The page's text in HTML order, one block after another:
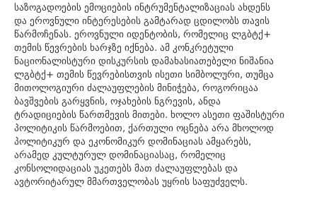
საზოგადოების ემოციების ინტრუმენტალიზაციას ახდენს
და ეროვნული ინტერესების გამტარად ცდილობს თავის
წარმოჩენას. ეროვნული იდენტობის, რომელიც ლგბტქ+
თემის წევრების ხარჯზე იქნება. ამ კონკრეტული
ნაციონალისტური დისკურსის დამახასიათებელი ნიშანია
ლგბტქ+ თემის წევრებისთვის ისეთი სიმბოლური, თუმცა
მითოლოგიური ძალაუფლების მინიჭება, როგორიცაა
ბავშვების გარყვნის, ოჯახების ნგრევის, ანდა
ტრადიციების წართმევის მითები. ხოლო ასეთი ფაშისტური
პოლიტიკის წარმოებით, ქართული ოცნება არა მხოლოდ
პოლიტიკურ და ეკონომიკურ დომინაციას ამყარებს,
არამედ კულტურულ დომინაციასაც, რომელიც
კონსოლიდაციას უკეთებს მათ ძალაუფლებას და
ავტორიტარულ მმართველობას უყრის საფუძველს.